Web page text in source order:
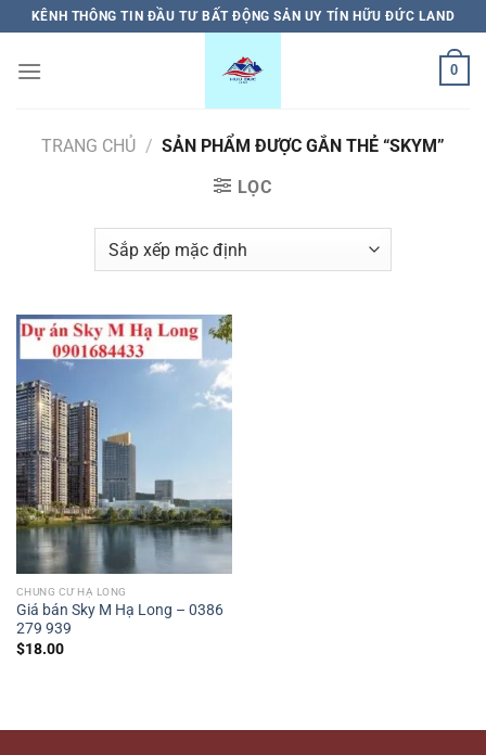
qua
nội
KÊNH THÔNG TIN ĐẦU TƯ BẤT ĐỘNG SẢN UY TÍN HỮU ĐỨC LAND
0
TRANG CHỦ / SẢN PHẨM ĐƯỢC GẮN THẺ “SKYM”
LỌC
CHUNG CƯ HẠ LONG
Giá bán Sky M Hạ Long – 0386
279 939
$18.00